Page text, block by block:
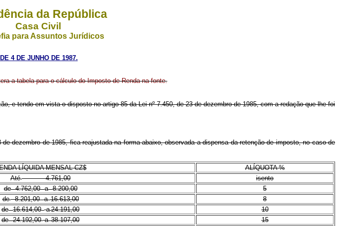
da República
Casa Civil
para Assuntos Jurídicos
4 DE JUNHO DE 1987.
a tabela para o cálculo do Imposto de Renda na fonte.
e tendo em vista o disposto no artigo 85 da Lei nº 7.450, de 23 de dezembro de 1985, com a redação que lhe foi
dezembro de 1985, fica reajustada na forma abaixo, observada a dispensa da retenção de imposto, no caso de
LÍQUIDA MENSAL CZ$
ALÍQUOTA %
Até 4.761,00
isento
de 4.762,00 a 8.200,00
5
de 8.201,00 a 16.613,00
8
de 16.614,00 a 24.191,00
10
de 24.192,00 a 38.107,00
15